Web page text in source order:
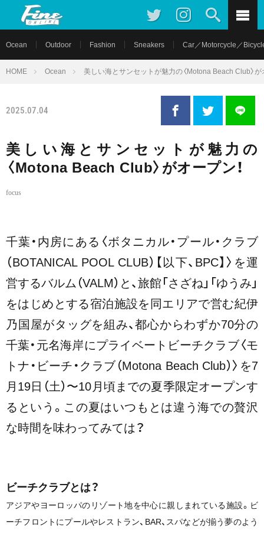
Ocean Outdoor Fashion Sneakers Car／Motorcycle／
HOME Ocean 美しい海とサンセットが魅力の〈Motona Beach Club〉が
2025.07.04
美しい海とサンセットが魅力の
〈Motona Beach Club〉がオープン！
focus
千葉・内房にある〈ボタニカル・プール・クラブ
（BOTANICAL POOL CLUB）【以下、BPC】〉を運
営するバルム（VALM）と、旅館「さざね」「ゆうみ」
をはじめとする宿泊施設を同エリアで営む紀伊
乃国屋がタッグを組み、都⼼からわずか70分の
千葉・元名海岸にプライベートビーチクラブ〈モ
トナ・ビーチ・クラブ（Motona Beach Club）〉を7
⽉19⽇（⼟）〜10⽉頃までの夏季限定オープンす
るという。この夏はいつもとは違う海での贅沢
な時間を味わってみては？
ビーチクラブとは？
アジアやヨーロッパのリゾート地を中⼼に親しまれている施設。ビ
ーチフロントにプールやレストラン、BAR、スパなどが揃う夢のよう